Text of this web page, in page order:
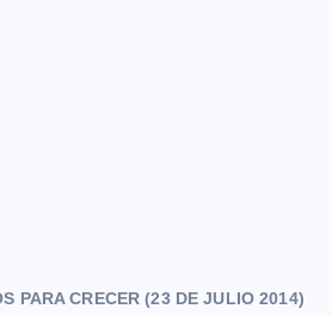
PARA CRECER (23 DE JULIO 2014)